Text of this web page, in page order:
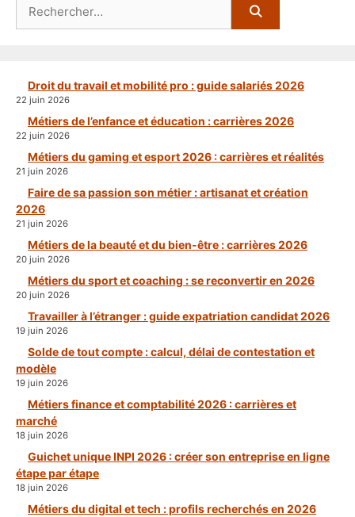
Droit du travail et mobilité pro : guide salariés 2026
22 juin 2026
Métiers de l’enfance et éducation : carrières 2026
22 juin 2026
Métiers du gaming et esport 2026 : carrières et réalités
21 juin 2026
Faire de sa passion son métier : artisanat et création
2026
21 juin 2026
Métiers de la beauté et du bien-être : carrières 2026
20 juin 2026
Métiers du sport et coaching : se reconvertir en 2026
20 juin 2026
Travailler à l’étranger : guide expatriation candidat 2026
19 juin 2026
Solde de tout compte : calcul, délai de contestation et
modèle
19 juin 2026
Métiers finance et comptabilité 2026 : carrières et
marché
18 juin 2026
Guichet unique INPI 2026 : créer son entreprise en ligne
étape par étape
18 juin 2026
Métiers du digital et tech : profils recherchés en 2026